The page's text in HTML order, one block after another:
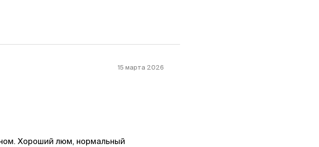
15 марта 2026
Хороший люм, нормальный